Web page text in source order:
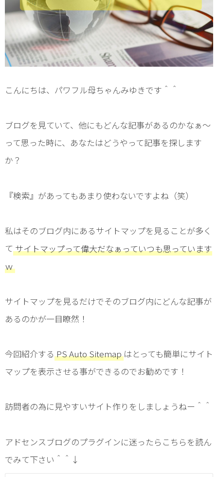
こんにちは、パワフル母ちゃんみゆきです＾＾
ブログを見ていて、他にもどんな記事があるのかなぁ～
って思った時に、あなたはどうやって記事を探します
か？
『検索』があってもあまり使わないですよね（笑）
私はそのブログ内にあるサイトマップを見ることが多く
て サイトマップって偉大だなぁっていつも思っています
ｗ
サイトマップを見るだけでそのブログ内にどんな記事が
あるのかが一目瞭然！
今回紹介する PS Auto Sitemap はとっても簡単にサイト
マップを表示させる事ができるのでお勧めです！
訪問者の為に見やすいサイト作りをしましょうねー＾＾
アドセンスブログのプラグインに迷ったらこちらを読ん
でみて下さい＾＾↓